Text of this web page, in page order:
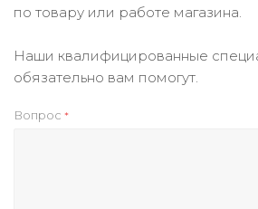
по товару или работе магазина.
Наши квалифицированные
обязательно вам помогут.
Вопрос *